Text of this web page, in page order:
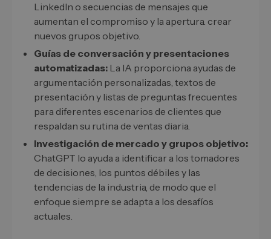
LinkedIn o secuencias de mensajes que
aumentan el compromiso y la apertura. crear
nuevos grupos objetivo.
Guías de conversación y presentaciones
automatizadas: La IA proporciona ayudas de
argumentación personalizadas, textos de
presentación y listas de preguntas frecuentes
para diferentes escenarios de clientes que
respaldan su rutina de ventas diaria.
Investigación de mercado y grupos objetivo:
ChatGPT lo ayuda a identificar a los tomadores
de decisiones, los puntos débiles y las
tendencias de la industria, de modo que el
enfoque siempre se adapta a los desafíos
actuales.